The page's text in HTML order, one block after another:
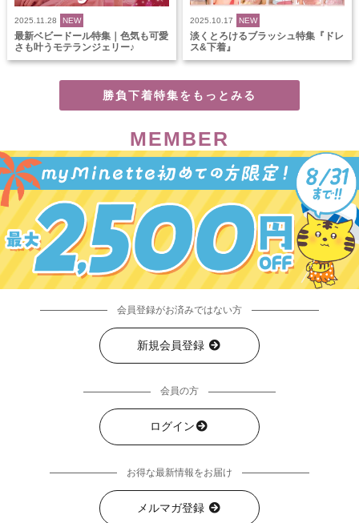
2025.11.28 NEW
最新ベビードール特集｜色気も可愛
さも叶うモテランジェリー♪
2025.10.17 NEW
淡くとろけるブラッシュ特集『ドレ
ス&下着』
勝負下着特集をもっとみる
MEMBER
会員登録がお済みではない方
新規会員登録
会員の方
ログイン
お得な最新情報をお届け
メルマガ登録